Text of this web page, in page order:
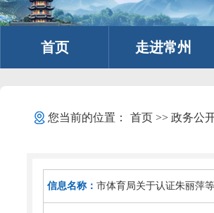
首页 走进常州
您当前的位置： 首页>> 政务公
信息名称： 市体育局关于认证朱丽萍